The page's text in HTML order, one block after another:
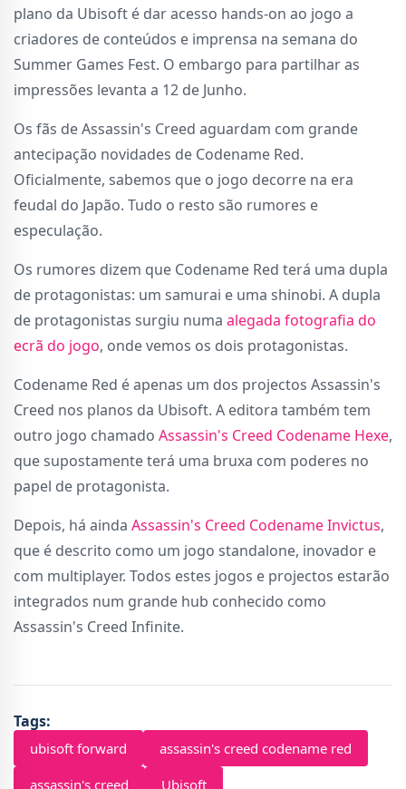
plano da Ubisoft é dar acesso hands-on ao jogo a
criadores de conteúdos e imprensa na semana do
Summer Games Fest. O embargo para partilhar as
impressões levanta a 12 de Junho.
Os fãs de Assassin's Creed aguardam com grande
antecipação novidades de Codename Red.
Oficialmente, sabemos que o jogo decorre na era
feudal do Japão. Tudo o resto são rumores e
especulação.
Os rumores dizem que Codename Red terá uma dupla
de protagonistas: um samurai e uma shinobi. A dupla
de protagonistas surgiu numa alegada fotografia do
ecrã do jogo, onde vemos os dois protagonistas.
Codename Red é apenas um dos projectos Assassin's
Creed nos planos da Ubisoft. A editora também tem
outro jogo chamado Assassin's Creed Codename Hexe,
que supostamente terá uma bruxa com poderes no
papel de protagonista.
Depois, há ainda Assassin's Creed Codename Invictus,
que é descrito como um jogo standalone, inovador e
com multiplayer. Todos estes jogos e projectos estarão
integrados num grande hub conhecido como
Assassin's Creed Infinite.
Tags:
ubisoft forward
assassin's creed codename red
assassin's creed
Ubisoft